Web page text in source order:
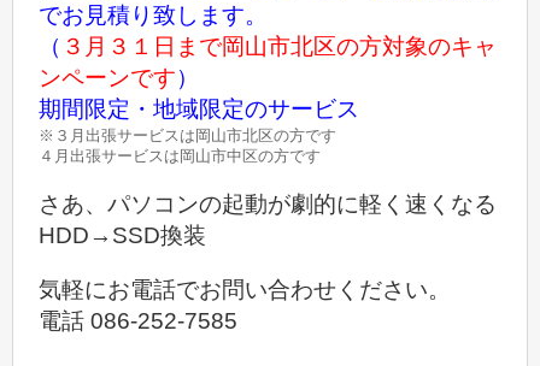
でお見積り致します。
（ ３月３１日まで岡山市北区の方対象のキャ
ンペーンです）
期間限定・地域限定のサービス
※３月出張サービスは岡山市北区の方です
４月出張サービスは岡山市中区の方です
さあ、パソコンの起動が劇的に軽く速くなる
HDD→SSD換装
気軽にお電話でお問い合わせください。
電話 086-252-7585